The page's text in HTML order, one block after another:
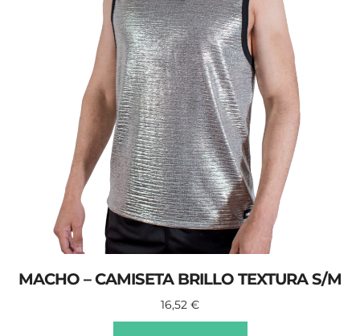
MACHO – CAMISETA BRILLO TEXTURA S/M
16,52 €